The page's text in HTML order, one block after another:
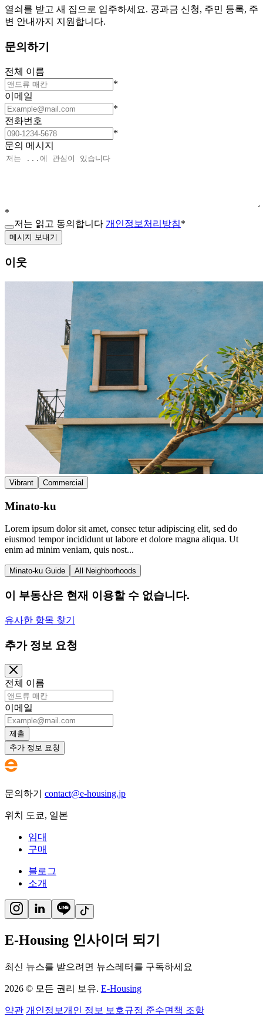
열쇠를 받고 새 집으로 입주하세요. 공과금 신청, 주민 등록, 주
변 안내까지 지원합니다.
문의하기
전체 이름
*
이메일
*
전화번호
*
문의 메시지
*
저는 읽고 동의합니다 개인정보처리방침*
메시지 보내기
이웃
Vibrant Commercial
Minato-ku
Lorem ipsum dolor sit amet, consec tetur adipiscing elit, sed do
eiusmod tempor incididunt ut labore et dolore magna aliqua. Ut
enim ad minim veniam, quis nost...
Minato-ku Guide All Neighborhoods
이 부동산은 현재 이용할 수 없습니다.
유사한 항목 찾기
추가 정보 요청
전체 이름
이메일
제출
추가 정보 요청
문의하기 contact@e-housing.jp
위치 도쿄, 일본
임대
구매
블로그
소개
E-Housing 인사이더 되기
최신 뉴스를 받으려면 뉴스레터를 구독하세요
2026 © 모든 권리 보유. E-Housing
약관 개인정보개인 정보 보호규정 준수면책 조항